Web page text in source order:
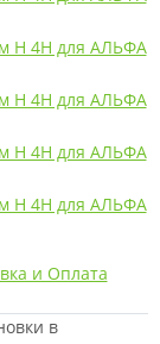
и Оплата
в